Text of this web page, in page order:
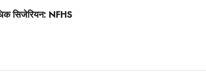
सिजेरियन: NFHS